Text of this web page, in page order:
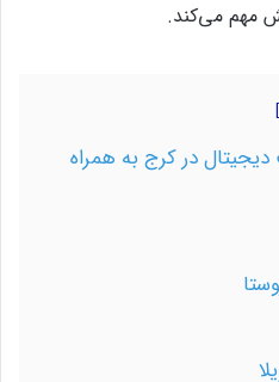
مهم می‌کند.
دیجیتال در کرج به همراه